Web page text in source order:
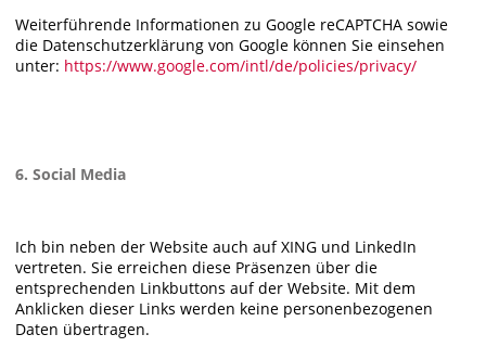
Weiterführende Informationen zu Google reCAPTCHA sowie
die Datenschutzerklärung von Google können Sie einsehen
unter: https://www.google.com/intl/de/policies/privacy/
6. Social Media
Ich bin neben der Website auch auf XING und LinkedIn
vertreten. Sie erreichen diese Präsenzen über die
entsprechenden Linkbuttons auf der Website. Mit dem
Anklicken dieser Links werden keine personenbezogenen
Daten übertragen.